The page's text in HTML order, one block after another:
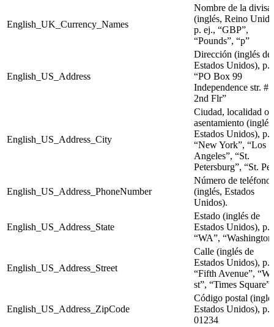
English_UK_Currency_Names
Nombre de la divisa
(inglés, Reino
p. ej., “GBP”,
“Pounds”, “p”
English_US_Address
Dirección (inglés de
Estados Unidos), p.
“PO Box 99
Independence str.
2nd Flr”
English_US_Address_City
Ciudad, localidad o
asentamiento (inglés,
Estados Unidos), p.
“New York”, “Los
Angeles”, “St.
Petersburg”, “St.
English_US_Address_PhoneNumber
Número de teléfono
(inglés, Estados
Unidos).
English_US_Address_State
Estado (inglés de
Estados Unidos), p.
“WA”,
English_US_Address_Street
Calle (inglés de
Estados Unidos), p.
“Fifth Avenue”,
st”, “Times Square”
English_US_Address_ZipCode
Código postal
Estados Unidos), p.
01234